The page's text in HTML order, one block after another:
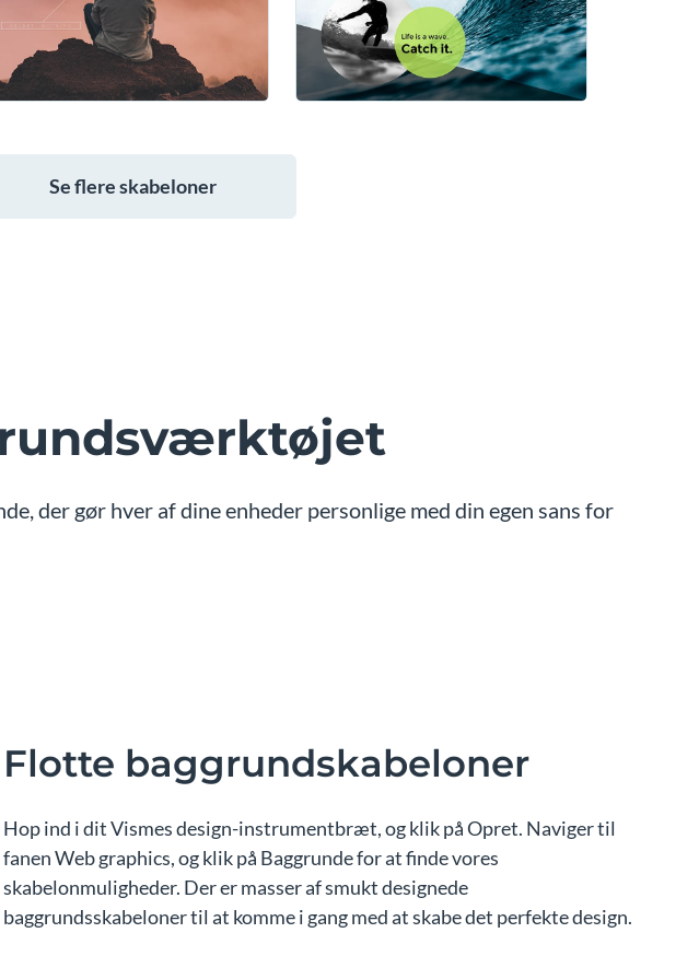
Se flere skabeloner
der gør hver af dine enheder personlige med din egen sans for
Flotte baggrundskabeloner
Hop ind i dit Vismes design-instrumentbræt, og klik på Opret. Naviger til
fanen Web graphics, og klik på Baggrunde for at finde vores
skabelonmuligheder. Der er masser af smukt designede
baggrundsskabeloner til at komme i gang med at skabe det perfekte design.